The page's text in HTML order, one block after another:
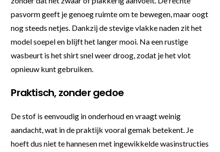
pasvorm geeft je genoeg ruimte om te bewegen, maar oogt
nog steeds netjes. Dankzij de stevige vlakke naden zit het
model soepel en blijft het langer mooi. Na een rustige
wasbeurt is het shirt snel weer droog, zodat je het vlot
opnieuw kunt gebruiken.
Praktisch, zonder gedoe
De stof is eenvoudig in onderhoud en vraagt weinig
aandacht, wat in de praktijk vooral gemak betekent. Je
hoeft dus niet te hannesen met ingewikkelde wasinstructies